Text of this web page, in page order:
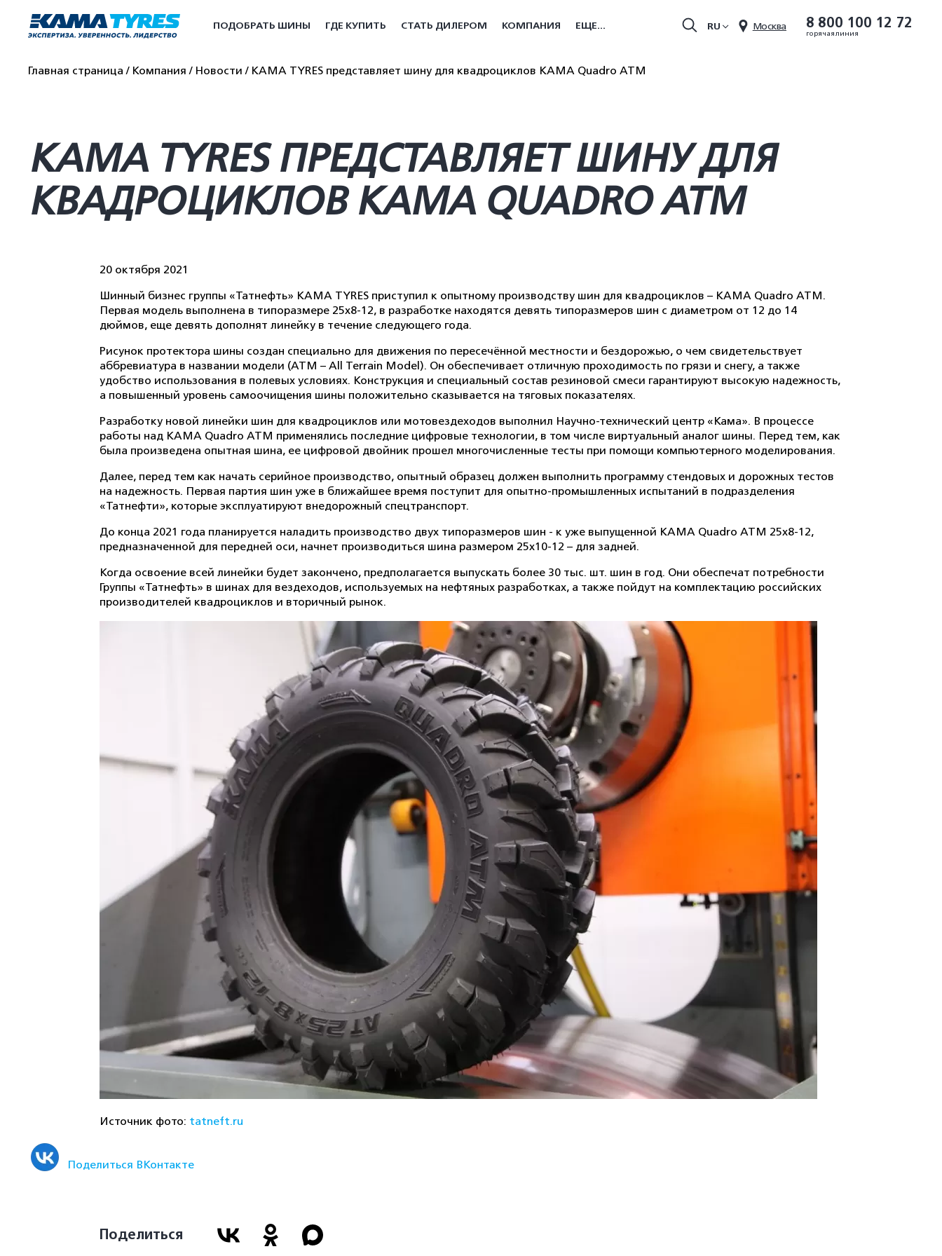
8 800 100 12 72
горячая линия
Москва
RU
ПОДОБРАТЬ ШИНЫ ГДЕ КУПИТЬ СТАТЬ ДИЛЕРОМ КОМПАНИЯ ЕЩЕ...
Главная страница Компания Новости KAMA TYRES представляет шину для квадроциклов KAMA Quadro ATM
KAMA TYRES ПРЕДСТАВЛЯЕТ ШИНУ ДЛЯ
КВАДРОЦИКЛОВ KAMA QUADRO ATM
20 октября 2021
Шинный бизнес группы «Татнефть» KAMA TYRES приступил к опытному производству шин для квадроциклов – KAMA Quadro ATM.
Первая модель выполнена в типоразмере 25х8-12, в разработке находятся девять типоразмеров шин с диаметром от 12 до 14
дюймов, еще девять дополнят линейку в течение следующего года.
Рисунок протектора шины создан специально для движения по пересечённой местности и бездорожью, о чем свидетельствует
аббревиатура в названии модели (ATM – All Terrain Model). Он обеспечивает отличную проходимость по грязи и снегу, а также
удобство использования в полевых условиях. Конструкция и специальный состав резиновой смеси гарантируют высокую надежность,
а повышенный уровень самоочищения шины положительно сказывается на тяговых показателях.
Разработку новой линейки шин для квадроциклов или мотовездеходов выполнил Научно-технический центр «Кама». В процессе
работы над KAMA Quadro ATM применялись последние цифровые технологии, в том числе виртуальный аналог шины. Перед тем, как
была произведена опытная шина, ее цифровой двойник прошел многочисленные тесты при помощи компьютерного моделирования.
Далее, перед тем как начать серийное производство, опытный образец должен выполнить программу стендовых и дорожных тестов
на надежность. Первая партия шин уже в ближайшее время поступит для опытно-промышленных испытаний в подразделения
«Татнефти», которые эксплуатируют внедорожный спецтранспорт.
До конца 2021 года планируется наладить производство двух типоразмеров шин - к уже выпущенной KAMA Quadro ATM 25х8-12,
предназначенной для передней оси, начнет производиться шина размером 25х10-12 – для задней.
Когда освоение всей линейки будет закончено, предполагается выпускать более 30 тыс. шт. шин в год. Они обеспечат потребности
Группы «Татнефть» в шинах для вездеходов, используемых на нефтяных разработках, а также пойдут на комплектацию российских
производителей квадроциклов и вторичный рынок.
Источник фото: tatneft.ru
Поделиться ВКонтакте
Поделиться